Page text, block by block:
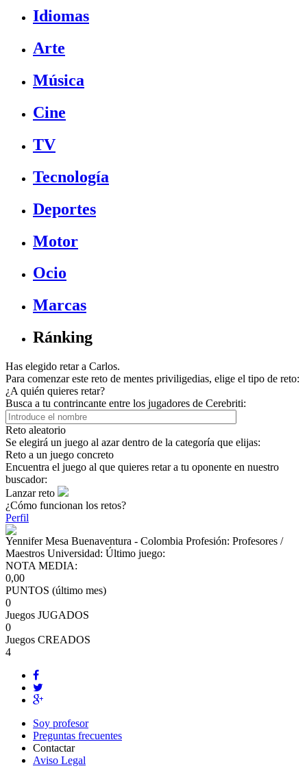
Idiomas
Arte
Música
Cine
TV
Tecnología
Deportes
Motor
Ocio
Marcas
Ránking
Has elegido retar a Carlos.
Para comenzar este reto de mentes priviligedias, elige el tipo de reto:
¿A quién quieres retar?
Busca a tu contrincante entre los jugadores de Cerebriti:
Reto aleatorio
Se elegirá un juego al azar dentro de la categoría que elijas:
Reto a un juego concreto
Encuentra el juego al que quieres retar a tu oponente en nuestro
buscador:
Lanzar reto
¿Cómo funcionan los retos?
Perfil
Yennifer Mesa Buenaventura - Colombia Profesión: Profesores /
Maestros Universidad: Último juego:
NOTA MEDIA:
0,00
PUNTOS (último mes)
0
Juegos JUGADOS
0
Juegos CREADOS
4
Soy profesor
Preguntas frecuentes
Contactar
Aviso Legal